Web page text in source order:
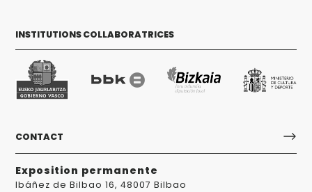
INSTITUTIONS COLLABORATRICES
CONTACT
Exposition permanente
Ibáñez de Bilbao 16, 48007 Bilbao